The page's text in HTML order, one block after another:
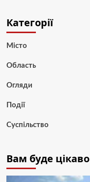
Категорії
Місто
Область
Огляди
Події
Суспільство
Вам буде цікаво